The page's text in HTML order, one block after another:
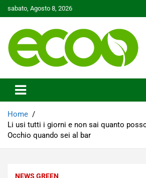
to
sabato, Agosto 8, 2026
Ecoo.it
Home
Li usi tutti i giorni e non sai quanto
Occhio quando sei al bar
NEWS GREEN